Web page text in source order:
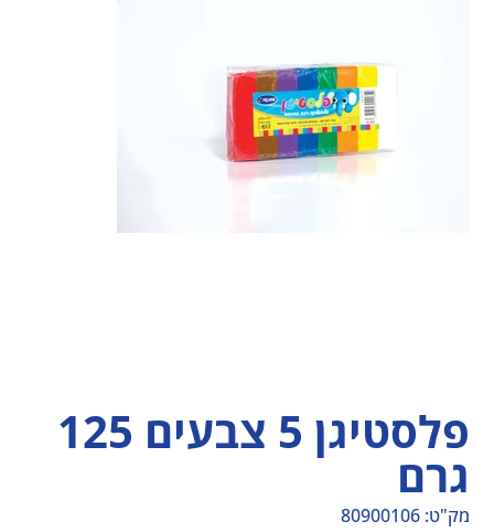
פלסטיגן 5 צבעים 125
גרם
מק"ט:
מק"ט
80900106
80900106